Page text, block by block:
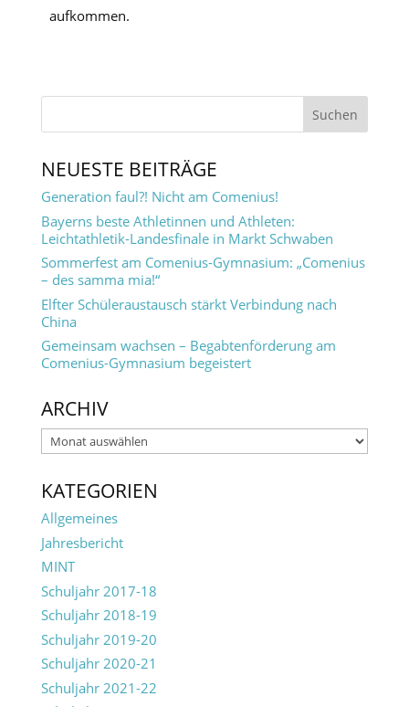
aufkommen.
NEUESTE BEITRÄGE
Generation faul?! Nicht am Comenius!
Bayerns beste Athletinnen und Athleten:
Leichtathletik-Landesfinale in Markt Schwaben
Sommerfest am Comenius-Gymnasium: „Comenius
– des samma mia!“
Elfter Schüleraustausch stärkt Verbindung nach
China
Gemeinsam wachsen – Begabtenförderung am
Comenius-Gymnasium begeistert
ARCHIV
Archiv
KATEGORIEN
Allgemeines
Jahresbericht
MINT
Schuljahr 2017-18
Schuljahr 2018-19
Schuljahr 2019-20
Schuljahr 2020-21
Schuljahr 2021-22